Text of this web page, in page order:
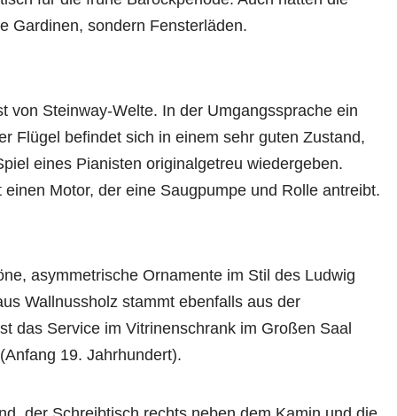
Gardinen, sondern Fensterläden.
von Steinway-Welte. In der Umgangssprache ein
Flügel befindet sich in einem sehr guten Zustand,
eines Pianisten originalgetreu wiedergeben.
Motor, der eine Saugpumpe und Rolle antreibt.
asymmetrische Ornamente im Stil des Ludwig
Wallnussholz stammt ebenfalls aus der
das Service im Vitrinenschrank im Großen Saal
19. Jahrhundert).